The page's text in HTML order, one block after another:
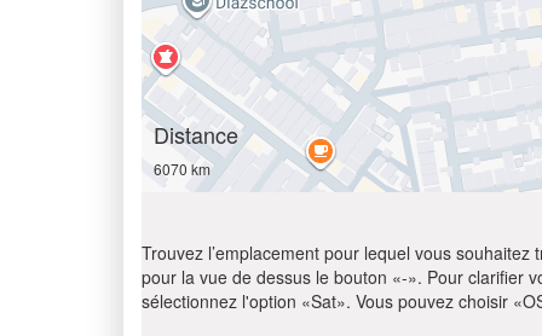
Distance
6070 km
Trouvez l’emplacement pour lequel vous
pour la vue de dessus le bouton «-». Pour clarifier
sélectionnez l'option «Sat». Vous pouvez choisir